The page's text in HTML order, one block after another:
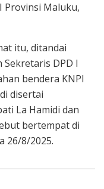
Provinsi Maluku,
itu, ditandai
DPD I
bendera KNPI
disertai
La Hamidi dan
bertempat di
26/8/2025.